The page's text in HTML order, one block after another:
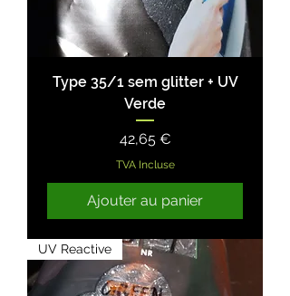
Type 35/1 sem glitter + UV
Verde
Prix
42,65 €
TVA Incluse
Ajouter au panier
UV Reactive